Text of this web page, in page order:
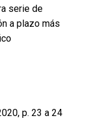
serie de
a plazo más
p. 23 a 24